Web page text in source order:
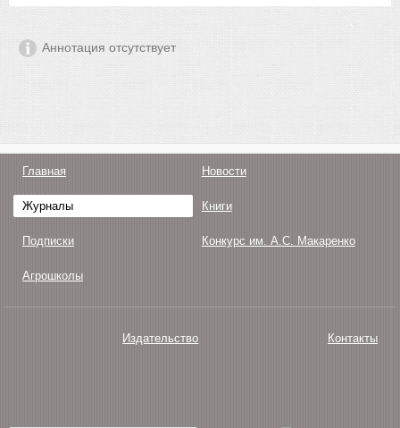
Аннотация отсутствует
Главная Новости
Журналы Книги
Подписки Конкурс им. А.С. Макаренко
Агрошколы
Издательство Контакты